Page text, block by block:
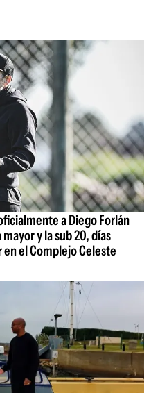
a Diego Forlán
y la sub 20, días
el Complejo Celeste